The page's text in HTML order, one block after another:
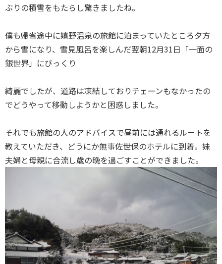
ぶりの積雪をもたらし驚きましたね。
僕も帰省途中に嬉野温泉の旅館に泊まっていたところ夕方
から雪になり、雪見風呂を楽しんだ翌朝12月31日「一面の
銀世界」にびっくり
綺麗でしたが、道路は凍結しておりチェーンもなかったの
でどうやって移動しようかと困惑しました。
それでも旅館の人のアドバイスで昼前には通れるルートを
教えていただき、どうにか無事佐世保のホテルに到着。妹
夫婦と母親に合流し歳の晩を過ごすことができました。